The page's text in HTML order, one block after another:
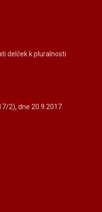
delček k pluralnosti
2), dne 20.9.2017.